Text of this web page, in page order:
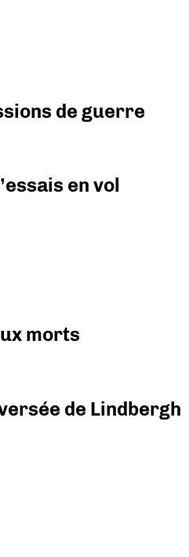
de guerre
en vol
morts
de Lindbergh